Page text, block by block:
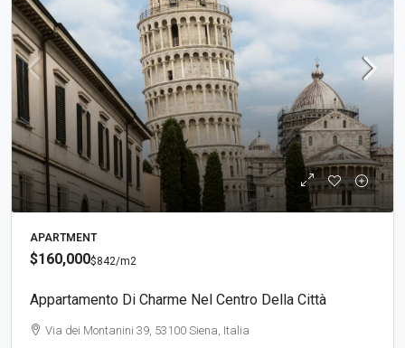
APARTMENT
$160,000$842/m2
Appartamento Di Charme Nel Centro Della Città
Via dei Montanini 39, 53100 Siena, Italia